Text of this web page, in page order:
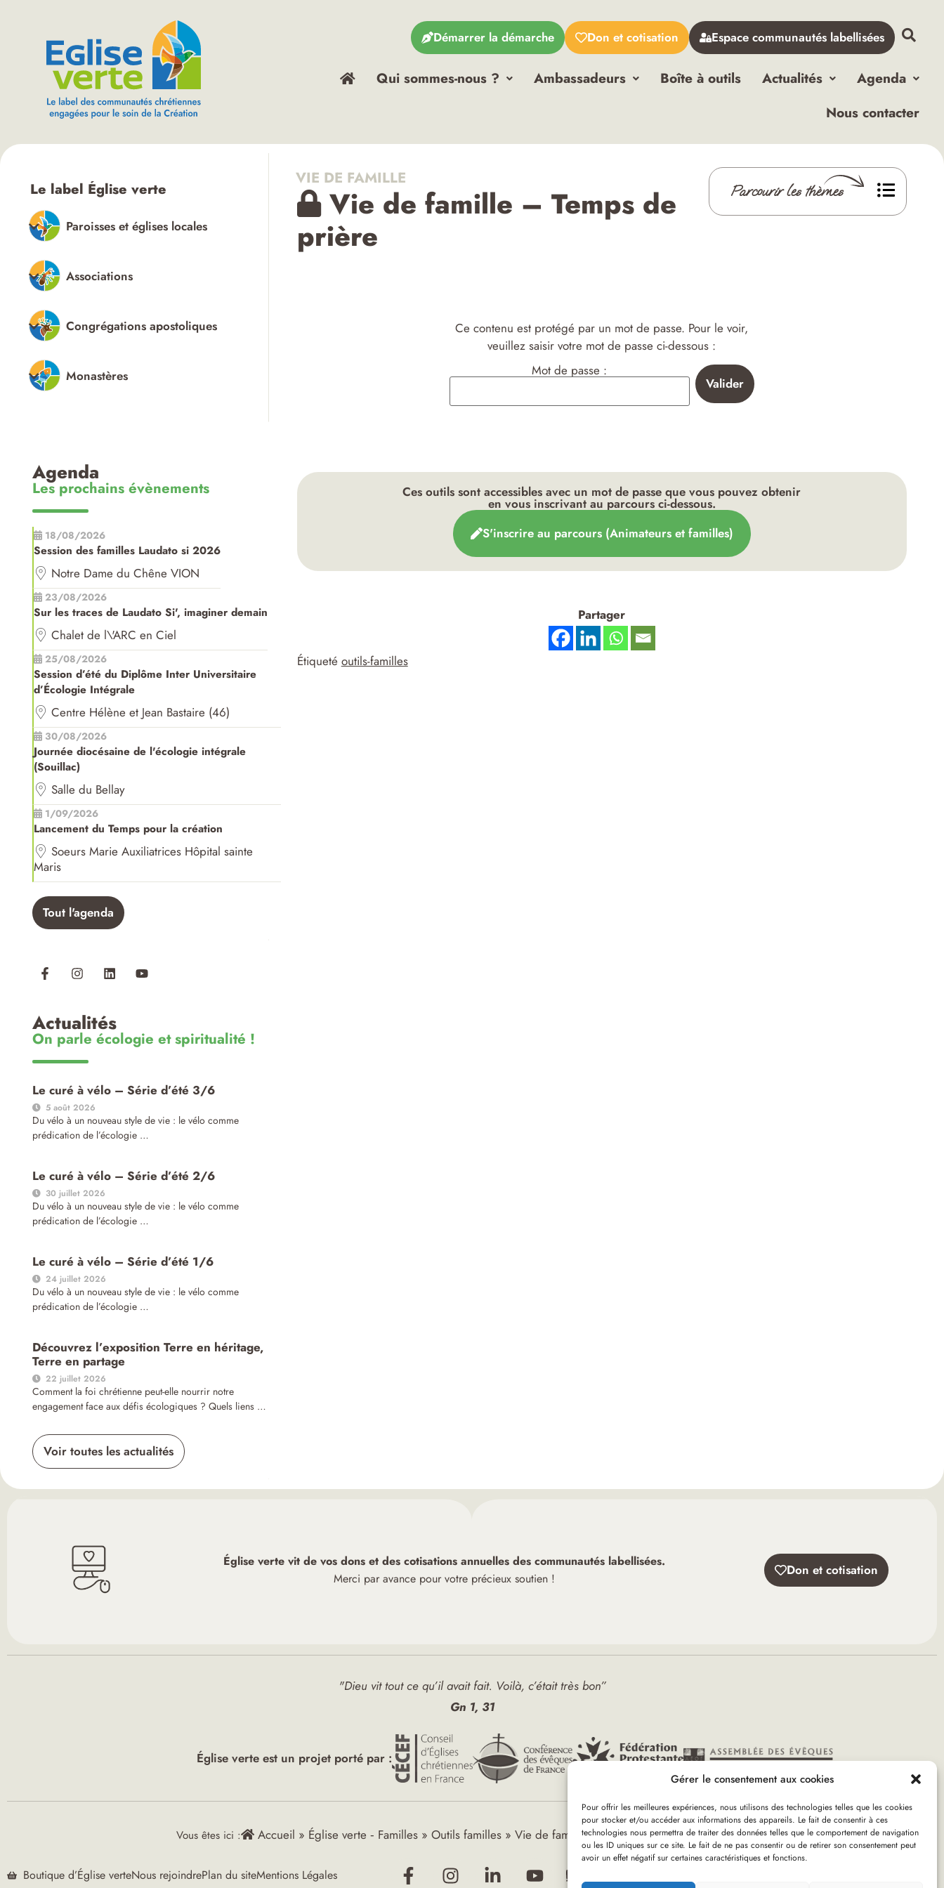
Gérer le consentement aux cookies
Pour offrir les meilleures expériences, nous utilisons des technologies telles que les cookies
pour stocker et/ou accéder aux informations des appareils. Le fait de consentir à ces
technologies nous permettra de traiter des données telles que le comportement de navigation
ou les ID uniques sur ce site. Le fait de ne pas consentir ou de retirer son consentement peut
avoir un effet négatif sur certaines caractéristiques et fonctions.
Démarrer la démarche Don et cotisation Espace communautés labellisées
Qui sommes-nous ? Ambassadeurs Boîte à outils Actualités
Agenda
Nous contacter
Le label Église verte
Paroisses et églises locales
Associations
Congrégations apostoliques
Monastères
Agenda
Les prochains évènements
18/08/2026
Session des familles Laudato si 2026
Notre Dame du Chêne VION
23/08/2026
Sur les traces de Laudato Si', imaginer demain
Chalet de l\'ARC en Ciel
25/08/2026
Session d’été du Diplôme Inter Universitaire
d’Écologie Intégrale
Centre Hélène et Jean Bastaire (46)
30/08/2026
Journée diocésaine de l'écologie intégrale
(Souillac)
Salle du Bellay
1/09/2026
Lancement du Temps pour la création
Soeurs Marie Auxiliatrices Hôpital sainte
Maris
Tout l'agenda
Actualités
On parle écologie et spiritualité !
Le curé à vélo – Série d’été 3/6
5 août 2026
Du vélo à un nouveau style de vie : le vélo comme
prédication de l’écologie …
Le curé à vélo – Série d’été 2/6
30 juillet 2026
Du vélo à un nouveau style de vie : le vélo comme
prédication de l’écologie …
Le curé à vélo – Série d’été 1/6
24 juillet 2026
Du vélo à un nouveau style de vie : le vélo comme
prédication de l’écologie …
Découvrez l’exposition Terre en héritage,
Terre en partage
22 juillet 2026
Comment la foi chrétienne peut-elle nourrir notre
engagement face aux défis écologiques ? Quels liens …
Voir toutes les actualités
Parcourir les thèmes
VIE DE FAMILLE
Vie de famille – Temps de
prière
Ce contenu est protégé par un mot de passe. Pour le voir,
veuillez saisir votre mot de passe ci-dessous :
Mot de passe :
Ces outils sont accessibles avec un mot de passe que vous pouvez obtenir
en vous inscrivant au parcours ci-dessous.
S'inscrire au parcours (Animateurs et familles​)
Partager
Étiqueté outils-familles
Église verte vit de vos dons et des cotisations annuelles des communautés labellisées.
Merci par avance pour votre précieux soutien !
Don et cotisation
"Dieu vit tout ce qu’il avait fait. Voilà, c’était très bon”
Gn 1, 31
Église verte est un projet porté par :
Vous êtes ici : Accueil » Église verte ‑ Familles » Outils familles » Vie de famille»Vie de famille – Temps de prière
Boutique d’Église verteNous rejoindrePlan du siteMentions Légales